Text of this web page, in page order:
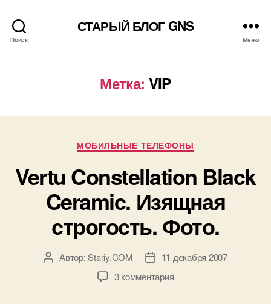
Поиск
СТАРЫЙ БЛОГ GNS
Меню
Метка: VIP
Рубрики
МОБИЛЬНЫЕ ТЕЛЕФОНЫ
Vertu Constellation Black
Ceramic. Изящная
строгость. Фото.
АвторАвтор:Stariy.COM
Дата11 декабря 2007
3 комментарияк